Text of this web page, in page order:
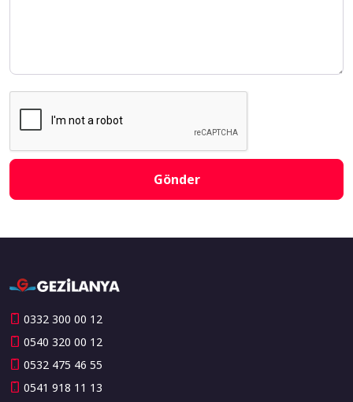
Gönder
0332 300 00 12
0540 320 00 12
0532 475 46 55
0541 918 11 13